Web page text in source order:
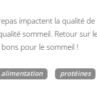
impactent la qualité de
sommeil. Retour sur
bons pour le sommeil !
alimentation protéines